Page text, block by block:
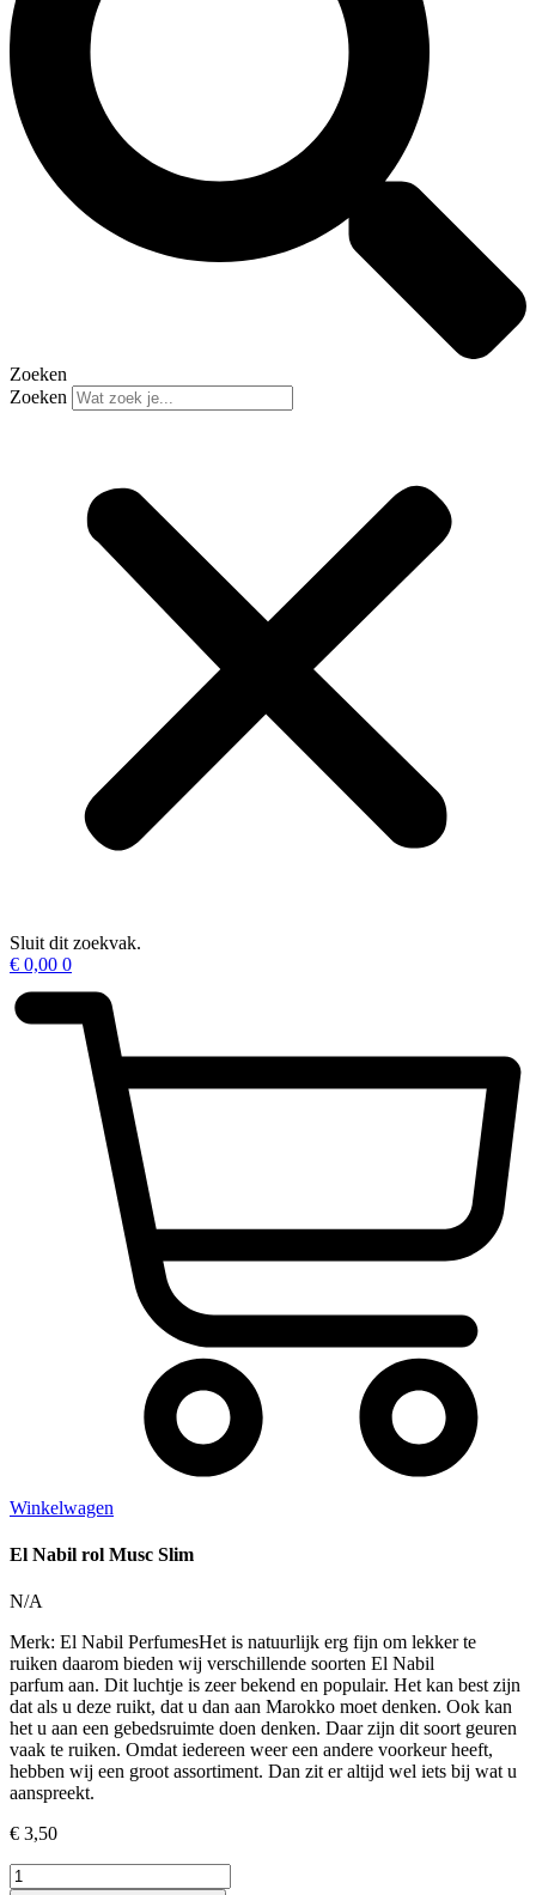
Zoeken
Zoeken
Sluit dit zoekvak.
€ 0,00 0
Winkelwagen
El Nabil rol Musc Slim
N/A
Merk: El Nabil PerfumesHet is natuurlijk erg fijn om lekker te
ruiken daarom bieden wij verschillende soorten El Nabil
parfum aan. Dit luchtje is zeer bekend en populair. Het kan best zijn
dat als u deze ruikt, dat u dan aan Marokko moet denken. Ook kan
het u aan een gebedsruimte doen denken. Daar zijn dit soort geuren
vaak te ruiken. Omdat iedereen weer een andere voorkeur heeft,
hebben wij een groot assortiment. Dan zit er altijd wel iets bij wat u
aanspreekt.
€ 3,50
El